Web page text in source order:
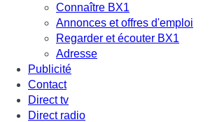
Connaître BX1
Annonces et offres d'emploi
Regarder et écouter BX1
Adresse
Publicité
Contact
Direct tv
Direct radio